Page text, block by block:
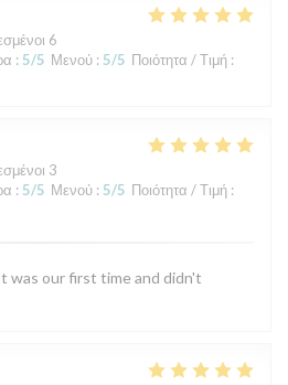
6
: 5/5 Μενού : 5/5 Ποιότητα / Τιμή :
3
: 5/5 Μενού : 5/5 Ποιότητα / Τιμή :
was our first time and didn't